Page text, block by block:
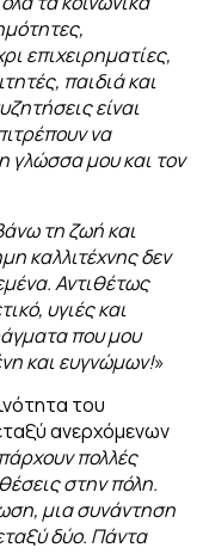
επιχειρηματίες,
παιδιά και
είναι
να
γλώσσα μου και τον
τη ζωή και
καλλιτέχνης δεν
Αντιθέτως
υγιές και
που μου
και ευγνώμων!»
του
ανερχόμενων
πολλές
στην πόλη.
μια συνάντηση
δύο. Πάντα